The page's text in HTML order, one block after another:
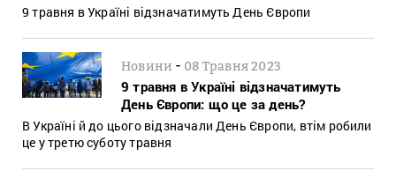
9 травня в Україні відзначатимуть День Європи
Новини - 08 Травня 2023
9 травня в Україні відзначатимуть
День Європи: що це за день?
В Україні й до цього відзначали День Європи, втім робили
це у третю суботу травня